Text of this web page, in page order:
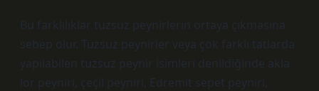
Bu farklılıklar tuzsuz peynirlerin ortaya çıkmasına
sebep olur. Tuzsuz peynirler veya çok farklı tatlarda
yapılabilen tuzsuz peynir isimleri denildiğinde akla
lor peyniri, çeçil peyniri, Edremit sepet peyniri,